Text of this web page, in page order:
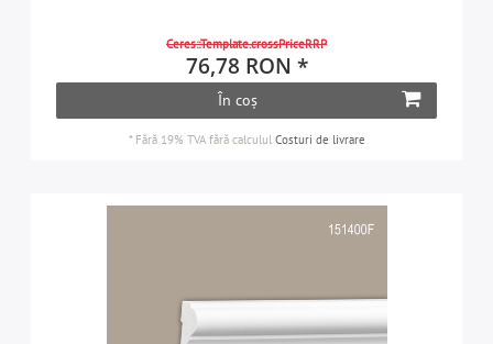
Ceres::Template.crossPriceRRP
76,78 RON *
În coș
* Fără 19% TVAfără calculul Costuri de livrare